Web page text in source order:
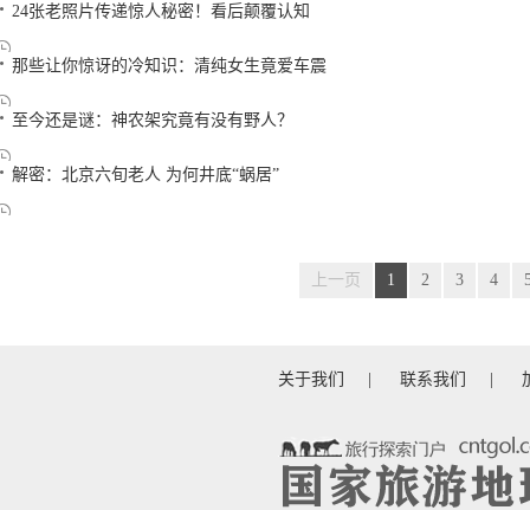
24张老照片传递惊人秘密！看后颠覆认知
那些让你惊讶的冷知识：清纯女生竟爱车震
至今还是谜：神农架究竟有没有野人？
解密：北京六旬老人 为何井底“蜗居”
上一页 1 2 3 4
关于我们 联系我们